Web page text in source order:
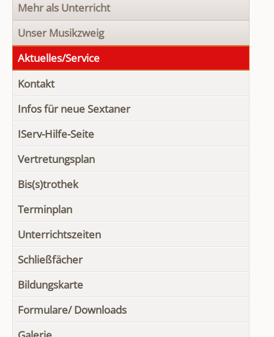
Mehr als Unterricht
Unser Musikzweig
Aktuelles/Service
Kontakt
Infos für neue Sextaner
IServ-Hilfe-Seite
Vertretungsplan
Bis(s)trothek
Terminplan
Unterrichtszeiten
Schließfächer
Bildungskarte
Formulare/ Downloads